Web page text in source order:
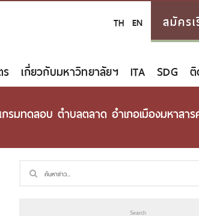
TH EN สมัคร
เกี่ยวกับมหาวิทยาลัยฯ ITA SDG
มทดสอบ ตำบลตลาด อำเภอเมืองมหาสาร